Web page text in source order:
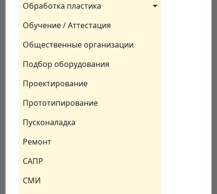
Обработка пластика
Обучение / Аттестация
Общественные организации
Подбор оборудования
Проектирование
Прототипирование
Пусконаладка
Ремонт
САПР
СМИ